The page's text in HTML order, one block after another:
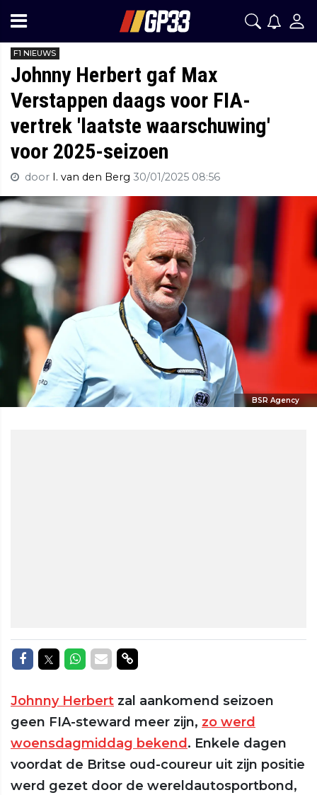
F1 NIEUWS
Johnny Herbert gaf Max
Verstappen daags voor FIA-
vertrek 'laatste waarschuwing'
voor 2025-seizoen
door I. van den Berg 30/01/2025 08:56
BSR Agency
Delen op Facebook
Delen op Twitter
Delen op Whatsapp
Delen via Mail
Delen via link
Johnny Herbert zal aankomend seizoen
geen FIA-steward meer zijn, zo werd
woensdagmiddag bekend. Enkele dagen
voordat de Britse oud-coureur uit zijn positie
werd gezet door de wereldautosportbond,